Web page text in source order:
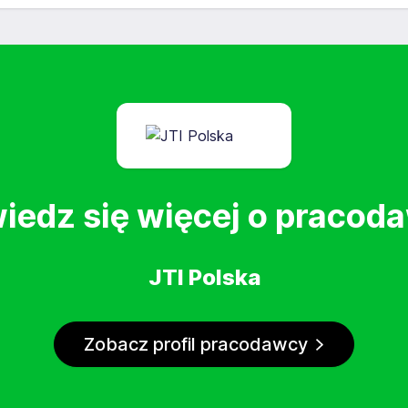
się więcej o
JTI Polska
Zobacz profil pracodawcy